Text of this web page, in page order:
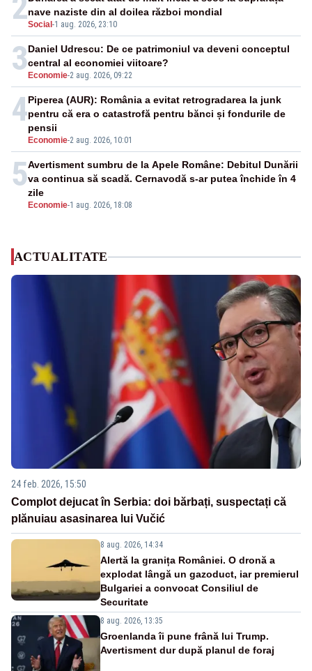
Social -1 aug. 2026, 23:10
nave naziste din al doilea război mondial
3 Economie-2 aug. 2026, 09:22
Daniel Udrescu: De ce patrimoniul va deveni conceptul
central al economiei viitoare?
4
Economie-2 aug. 2026, 10:01
Piperea (AUR): România a evitat retrogradarea la junk
pentru că era o catastrofă pentru bănci și fondurile de
pensii
5
Economie-1 aug. 2026, 18:08
Avertisment sumbru de la Apele Române: Debitul Dunării
va continua să scadă. Cernavodă s-ar putea închide în 4
zile
ACTUALITATE
24 feb. 2026, 15:50
Complot dejucat în Serbia: doi bărbați, suspectați că
plănuiau asasinarea lui Vučić
8 aug. 2026, 14:34
Alertă la granița României. O dronă a
explodat lângă un gazoduct, iar premierul
Bulgariei a convocat Consiliul de
Securitate
8 aug. 2026, 13:35
Groenlanda îi pune frână lui Trump.
Avertisment dur după planul de foraj